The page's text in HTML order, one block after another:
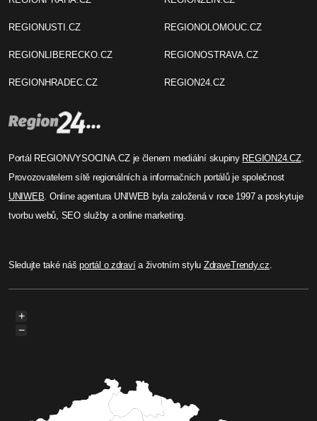
REGIONUSTI.CZ
REGIONLIBERECKO.CZ
REGIONHRADEC.CZ
REGIONOLOMOUC.CZ
REGIONOSTRAVA.CZ
REGION24.CZ
Portál REGIONVYSOCINA.CZ je členem mediální skupiny REGION24.CZ.
Provozovatelem sítě regionálních a informačních portálů je společnost
UNIWEB. Online agentura UNIWEB byla založená v roce 1997 a poskytuje
tvorbu webů, SEO služby a online marketing.
Sledujte také nášportál o zdravía životním stylu ZdraveTrendy.cz.
+
−